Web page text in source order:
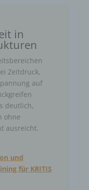
in
Zeitdruck,
auf
deutlich,
ohne
ausreicht.
und
für KRITIS